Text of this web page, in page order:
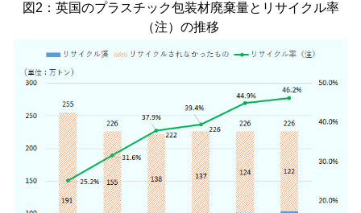
図2：英国のプラスチック包装材廃棄量とリサイクル率
（注）の推移